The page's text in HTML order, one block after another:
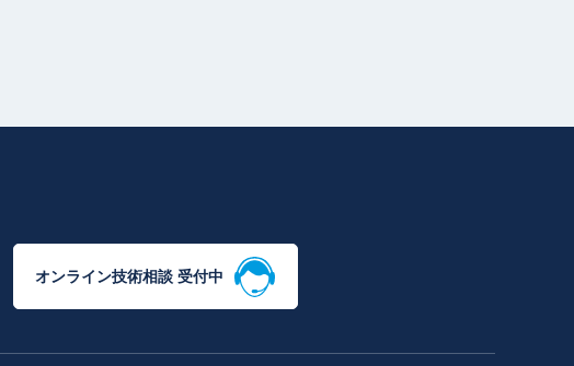
オンライン技術相談 受付中